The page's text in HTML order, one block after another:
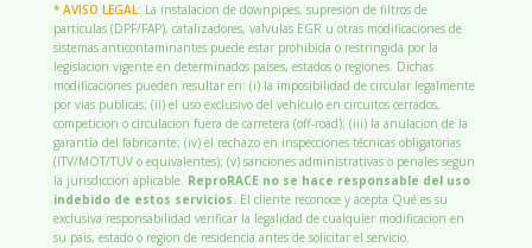
* AVISO LEGAL: La instalacion de downpipes, supresion de filtros de
particulas (DPF/FAP), catalizadores, valvulas EGR u otras modificaciones de
sistemas anticontaminantes puede estar prohibida o restringida por la
legislacion vigente en determinados paises, estados o regiones. Dichas
modificaciones pueden resultar en: (i) la imposibilidad de circular legalmente
por vias publicas; (ii) el uso exclusivo del vehículo en circuitos cerrados,
competicion o circulacion fuera de carretera (off-road); (iii) la anulacion de la
garantía del fabricante; (iv) el rechazo en inspecciones técnicas obligatorias
(ITV/MOT/TUV o equivalentes); (v) sanciones administrativas o penales segun
la jurisdiccion aplicable. ReproRACE no se hace responsable del uso
indebido de estos servicios. El cliente reconoce y acepta Qué es su
exclusiva responsabilidad verificar la legalidad de cualquier modificacion en
su pais, estado o region de residencia antes de solicitar el servicio.